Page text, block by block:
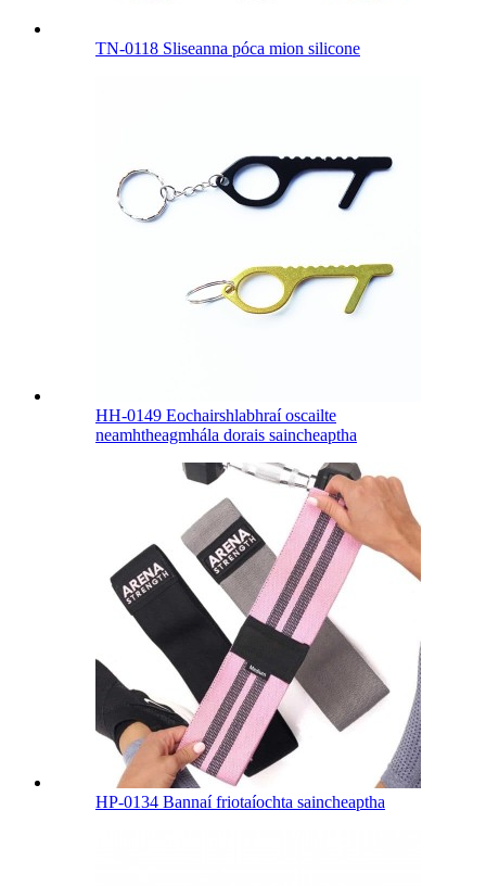
TN-0118 Sliseanna póca mion silicone
HH-0149 Eochairshlabhraí oscailte
neamhtheagmhála dorais saincheaptha
HP-0134 Bannaí friotaíochta saincheaptha